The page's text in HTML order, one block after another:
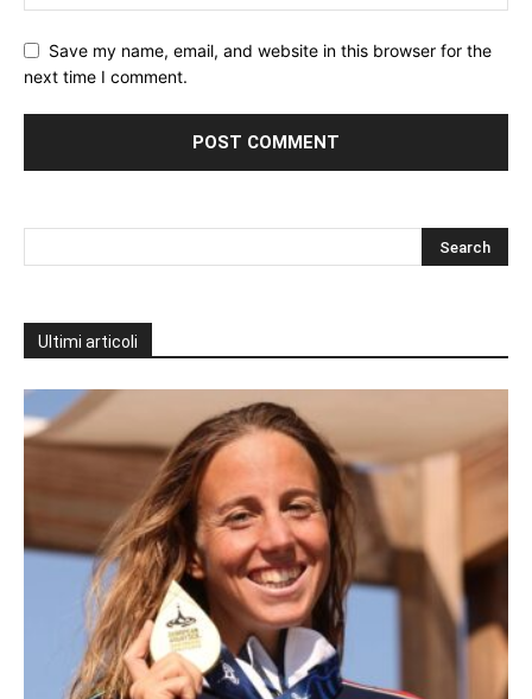
Save my name, email, and website in this browser for the
next time I comment.
Ultimi articoli